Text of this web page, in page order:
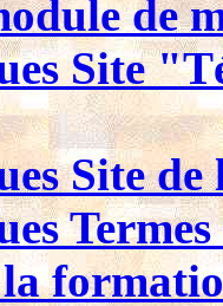
de
Site
Site